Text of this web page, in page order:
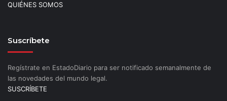
QUIÉNES SOMOS
Suscríbete
Regístrate en EstadoDiario para ser notificado semanalmente de
las novedades del mundo legal.
SUSCRÍBETE